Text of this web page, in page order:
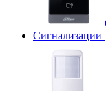
Сигнализации